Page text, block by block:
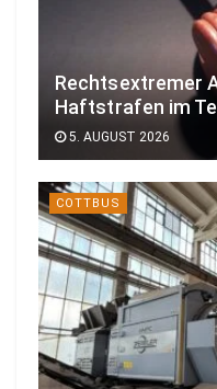
Rechtsextremer
Haftstrafen im
5. AUGUST 2026
COTTBUS